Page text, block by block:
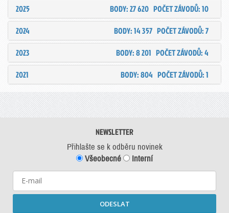
2025
POČET ZÁVODŮ: 10
BODY: 27 620
2024
POČET ZÁVODŮ: 7
BODY: 14 357
2023
POČET ZÁVODŮ: 4
BODY: 8 201
2021
POČET ZÁVODŮ: 1
BODY: 804
NEWSLETTER
Přihlašte se k odběru novinek
Všeobecné
Interní
ODESLAT